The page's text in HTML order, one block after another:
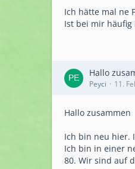
Ich hätte mal ne
Ist bei mir häufig
Hallo
Peyci 11.
Hallo zusammen
Ich bin neu hier.
Ich bin in einer
80. Wir sind auf